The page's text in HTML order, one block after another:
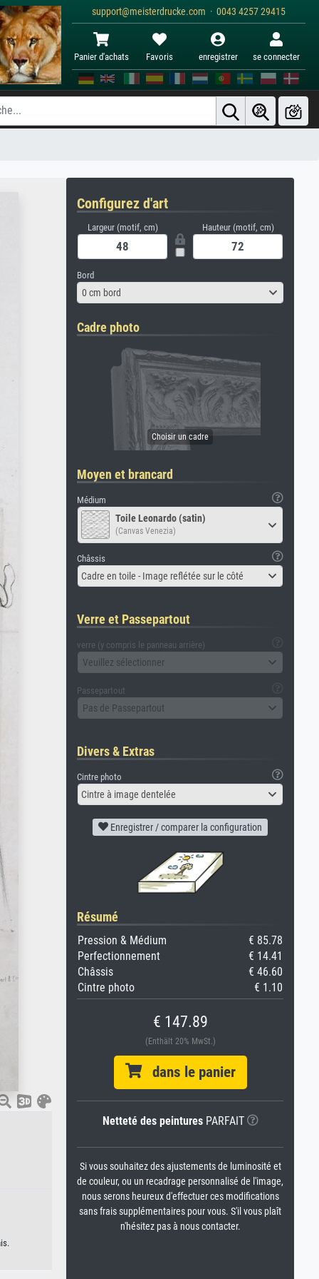
support@meisterdrucke.com · 0043 4257 29415
Panier d'achats Favoris enregistrer se connecter
Configurez d'art
Largeur (motif, cm) Hauteur (motif, cm)
Bord
0 cm bord
Cadre photo
Moyen et brancard
Médium
Toile Leonardo (satin)
(Canvas Venezia)
Châssis
Cadre en toile - Image reflétée sur le côté
Verre et Passepartout
verre (y compris le panneau arrière)
Veuillez sélectionner
Passepartout
Pas de Passepartout
Divers & Extras
Cintre photo
Cintre à image dentelée
Enregistrer / comparer la configuration
Résumé
Pression & Médium
€ 85.78
Perfectionnement
€ 14.41
Châssis
€ 46.60
Cintre photo
€ 1.10
€ 147.89
(Enthält 20% MwSt.)
dans le panier
Netteté des peinturesPARFAIT
Si vous souhaitez des ajustements de luminosité et
de couleur, ou un recadrage personnalisé de l'image,
nous serons heureux d'effectuer ces modifications
sans frais supplémentaires pour vous. S'il vous plaît
n'hésitez pas à nous contacter.